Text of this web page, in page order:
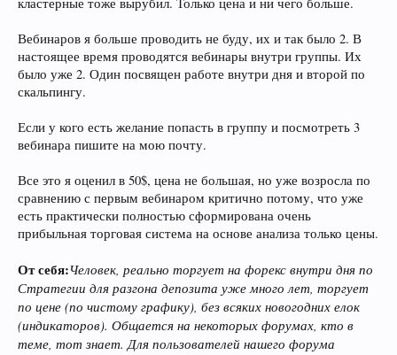
Вебинаров я больше проводить не буду, их и так было 2. В
настоящее время проводятся вебинары внутри группы. Их
было уже 2. Один посвящен работе внутри дня и второй по
скальпингу.
Если у кого есть желание попасть в группу и посмотреть 3
вебинара пишите на мою почту.
Все это я оценил в 50$, цена не большая, но уже возросла по
сравнению с первым вебинаром критично потому, что уже
есть практически полностью сформирована очень
прибыльная торговая система на основе анализа только цены.
От себя:Человек, реально торгует на форекс внутри дня по
Стратегии для разгона депозита уже много лет, торгует
по цене (по чистому графику), без всяких новогодних елок
(индикаторов). Общается на некоторых форумах, кто в
теме, тот знает. Для пользователей нашего форума